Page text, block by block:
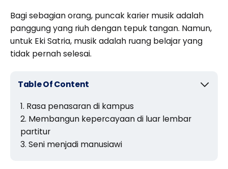
Bagi sebagian orang, puncak karier musik adalah
panggung yang riuh dengan tepuk tangan. Namun,
untuk Eki Satria, musik adalah ruang belajar yang
tidak pernah selesai.
Table Of Content
Rasa penasaran di kampus
Membangun kepercayaan di luar lembar
partitur
Seni menjadi manusiawi